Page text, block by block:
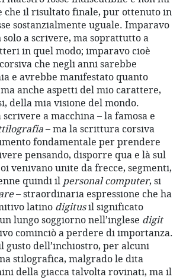
che il risultato finale, pur ottenuto in
sostanzialmente uguale. Imparavo
a scrivere, ma soprattutto a
in quel modo; imparavo cioè
che negli anni sarebbe
e avrebbe manifestato quanto
anche aspetti del mio carattere,
della mia visione del mondo.
a macchina – la famosa e
– ma la scrittura corsiva
fondamentale per prendere
pensando, disporre qua e là sul
venivano unite da frecce, segmenti,
quindi il personal computer, si
– straordinaria espressione che ha
latino digitusil significato
lungo soggiorno nell’inglese digit
cominciò a perdere di importanza.
gusto dell’inchiostro, per alcuni
stilografica, malgrado le dita
della giacca talvolta rovinati, ma il